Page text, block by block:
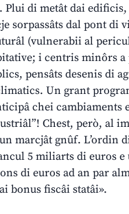
di metât dai edificis,
sorpassâts dal pont di
(vulnerabii al
i centris minôrs
pensâts desenis di
Un grant
chei cambiaments
Chest, però, al
marcjât gnûf. L’ordin
5 miliarts di euros
di euros ad an par
bonus fiscâi statâi».